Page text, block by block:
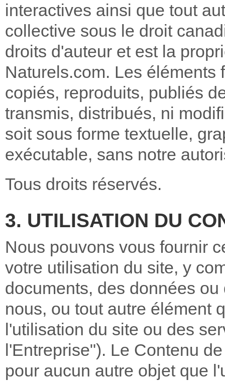
interactives ainsi que tout
collective sous le droit
droits d'auteur et est la
Naturels.com. Les éléments
copiés, reproduits, publiés
transmis, distribués, ni
soit sous forme textuelle,
exécutable, sans notre
Tous droits réservés.
3. UTILISATION DU
Nous pouvons vous fournir
votre utilisation du site, y
documents, des données
nous, ou tout autre élément
l'utilisation du site ou des
l'Entreprise"). Le Contenu
pour aucun autre objet que